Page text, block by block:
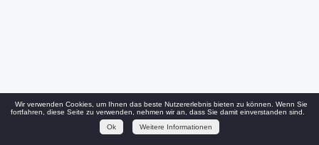
Wir verwenden Cookies, um Ihnen das beste Nutzererlebnis bieten zu können. Wenn Sie
fortfahren, diese Seite zu verwenden, nehmen wir an, dass Sie damit einverstanden sind.
Ok
Weitere Informationen